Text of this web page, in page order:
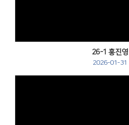
26-1 홍진영
2026-01-31